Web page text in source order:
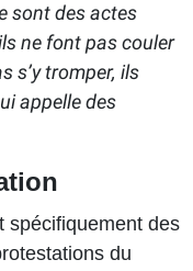
sont des actes
ne font pas couler
s’y tromper, ils
appelle des
spécifiquement des
du